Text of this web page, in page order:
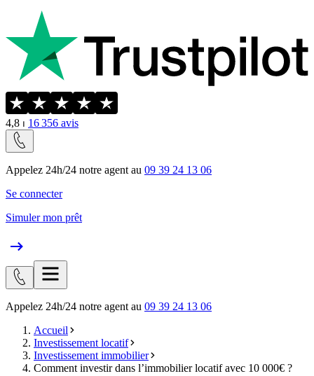
4,8 ⏐ 16 356 avis
Appelez 24h/24 notre agent au 09 39 24 13 06
Se connecter
Simuler mon prêt
Appelez 24h/24 notre agent au 09 39 24 13 06
Accueil
Investissement locatif
Investissement immobilier
Comment investir dans l’immobilier locatif avec 10 000€ ?